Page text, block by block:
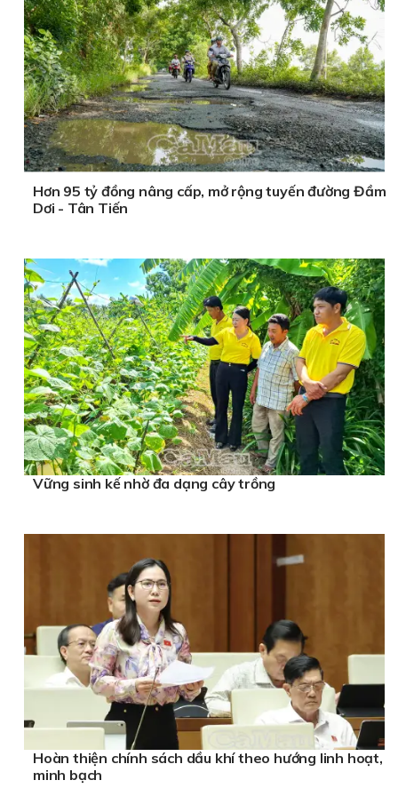
Hơn 95 tỷ đồng nâng cấp, mở rộng tuyến đường Đầm
Dơi - Tân Tiến
Vững sinh kế nhờ đa dạng cây trồng
Hoàn thiện chính sách dầu khí theo hướng linh hoạt,
minh bạch